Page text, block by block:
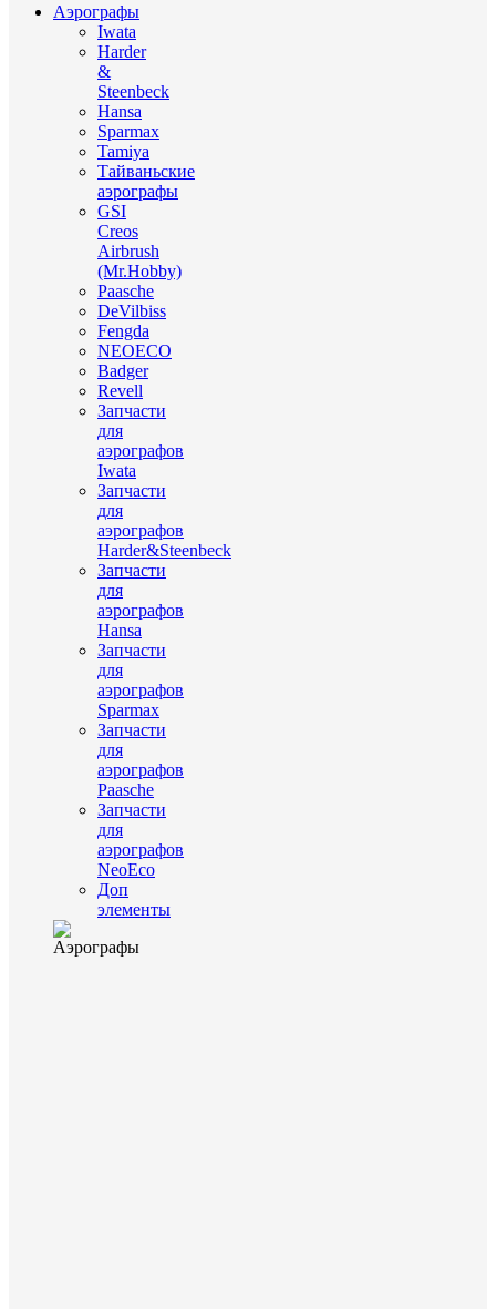
Аэрографы
Iwata
Harder
&
Steenbeck
Hansa
Sparmax
Tamiya
Тайваньские
аэрографы
GSI
Creos
Airbrush
(Mr.Hobby)
Paasche
DeVilbiss
Fengda
NEOECO
Badger
Revell
Запчасти
для
аэрографов
Iwata
Запчасти
для
аэрографов
Harder&Steenbeck
Запчасти
для
аэрографов
Hansa
Запчасти
для
аэрографов
Sparmax
Запчасти
для
аэрографов
Paasche
Запчасти
для
аэрографов
NeoEco
Доп
элементы